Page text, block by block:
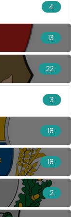
4
13
22
3
18
18
2